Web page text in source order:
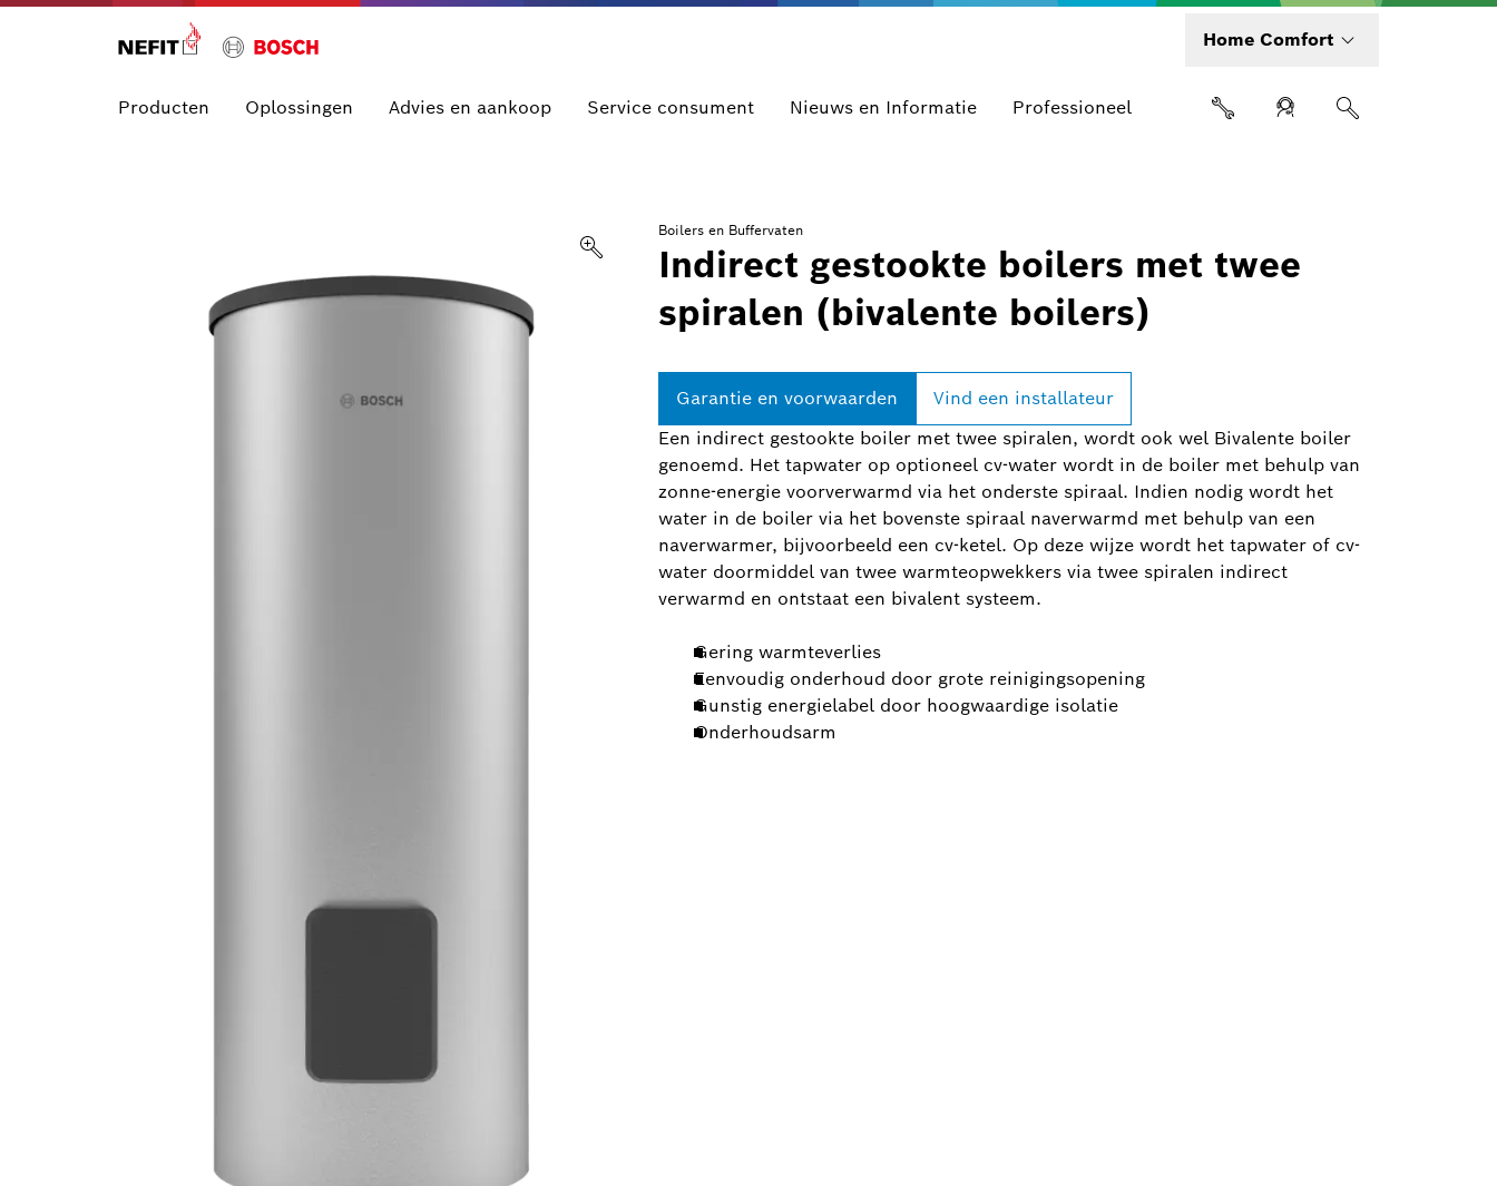
Home Comfort
Producten Oplossingen Advies en aankoop Service consument Nieuws en Informatie Professioneel
Boilers en Buffervaten
Indirect gestookte boilers met twee
spiralen (bivalente boilers)
Garantie en voorwaarden
Vind een installateur
Een indirect gestookte boiler met twee spiralen, wordt ook wel Bivalente boiler
genoemd. Het tapwater op optioneel cv-water wordt in de boiler met behulp van
zonne-energie voorverwarmd via het onderste spiraal. Indien nodig wordt het
water in de boiler via het bovenste spiraal naverwarmd met behulp van een
naverwarmer, bijvoorbeeld een cv-ketel. Op deze wijze wordt het tapwater of cv-
water doormiddel van twee warmteopwekkers via twee spiralen indirect
verwarmd en ontstaat een bivalent systeem.
Gering warmteverlies
Eenvoudig onderhoud door grote reinigingsopening
Gunstig energielabel door hoogwaardige isolatie
Onderhoudsarm